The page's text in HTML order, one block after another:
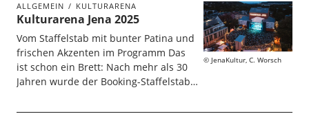
JenaKultur, C. Worsch
ALLGEMEIN KULTURARENA
Kulturarena Jena 2025
Vom Staffelstab mit bunter Patina und
frischen Akzenten im Programm Das
ist schon ein Brett: Nach mehr als 30
Jahren wurde der Booking-Staffelstab…